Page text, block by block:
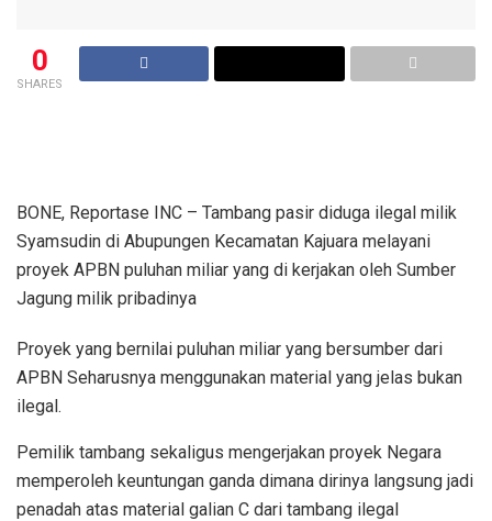
0
SHARES
BONE, Reportase INC – Tambang pasir diduga ilegal milik
Syamsudin di Abupungen Kecamatan Kajuara melayani
proyek APBN puluhan miliar yang di kerjakan oleh Sumber
Jagung milik pribadinya
Proyek yang bernilai puluhan miliar yang bersumber dari
APBN Seharusnya menggunakan material yang jelas bukan
ilegal.
Pemilik tambang sekaligus mengerjakan proyek Negara
memperoleh keuntungan ganda dimana dirinya langsung jadi
penadah atas material galian C dari tambang ilegal